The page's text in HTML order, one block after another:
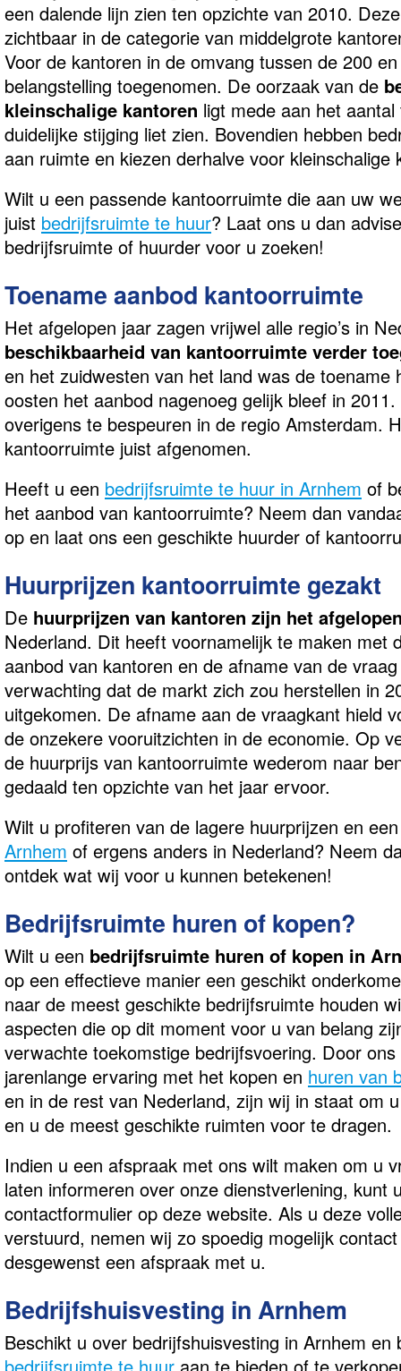
een dalende lijn zien ten opzichte van 2010.
zichtbaar in de categorie van middelgrote
Voor de kantoren in de omvang tussen de 200
belangstelling toegenomen. De oorzaak van de
kleinschalige kantoren ligt mede aan het
duidelijke stijging liet zien. Bovendien hebben
aan ruimte en kiezen derhalve voor kleinschalige
Wilt u een passende kantoorruimte die aan uw
juist bedrijfsruimte te huur? Laat ons u dan
bedrijfsruimte of huurder voor u zoeken!
Toename aanbod kantoorruimte
Het afgelopen jaar zagen vrijwel alle regio’s in
beschikbaarheid van kantoorruimte verder
en het zuidwesten van het land was de
oosten het aanbod nagenoeg gelijk bleef in
overigens te bespeuren in de regio Amsterdam.
kantoorruimte juist afgenomen.
Heeft u een bedrijfsruimte te huur in Arnhem of
het aanbod van kantoorruimte? Neem dan
op en laat ons een geschikte huurder of
Huurprijzen kantoorruimte gezakt
De huurprijzen van kantoren zijn het
Nederland. Dit heeft voornamelijk te maken met
aanbod van kantoren en de afname van de
verwachting dat de markt zich zou herstellen in
uitgekomen. De afname aan de vraagkant hield
de onzekere vooruitzichten in de economie. Op
de huurprijs van kantoorruimte wederom naar
gedaald ten opzichte van het jaar ervoor.
Wilt u profiteren van de lagere huurprijzen en
Arnhem of ergens anders in Nederland? Neem
ontdek wat wij voor u kunnen betekenen!
Bedrijfsruimte huren of kopen?
Wilt u een bedrijfsruimte huren of kopen in
op een effectieve manier een geschikt
naar de meest geschikte bedrijfsruimte houden
aspecten die op dit moment voor u van belang
verwachte toekomstige bedrijfsvoering. Door
jarenlange ervaring met het kopen en huren van
en in de rest van Nederland, zijn wij in staat om
en u de meest geschikte ruimten voor te dragen.
Indien u een afspraak met ons wilt maken om u
laten informeren over onze dienstverlening, kunt
contactformulier op deze website. Als u deze
verstuurd, nemen wij zo spoedig mogelijk
desgewenst een afspraak met u.
Bedrijfshuisvesting in Arnhem
Beschikt u over bedrijfshuisvesting in Arnhem en